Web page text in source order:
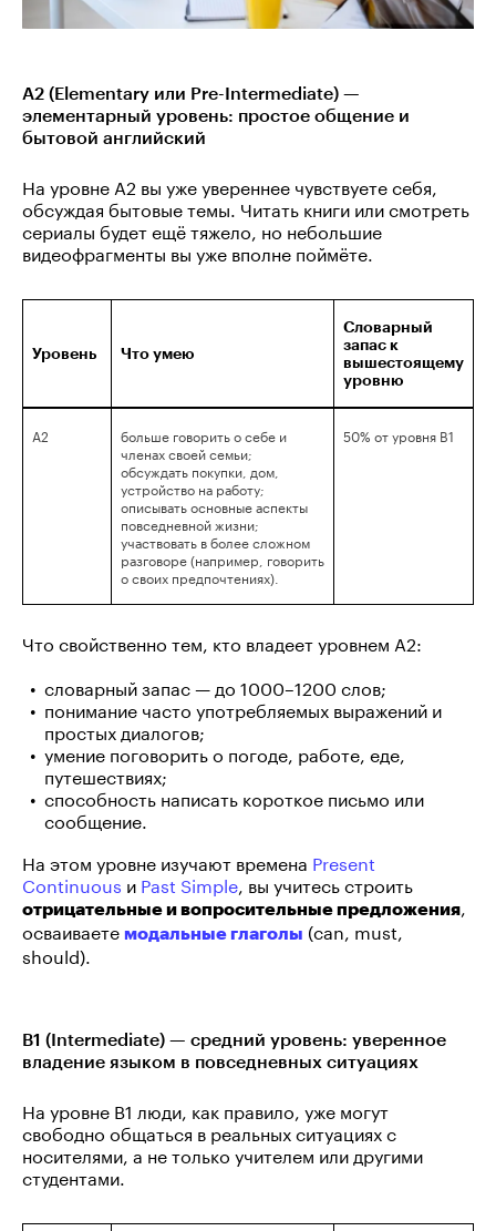
A2 (Elementary или Pre-Intermediate) —
элементарный уровень: простое общение и
бытовой английский
На уровне A2 вы уже увереннее чувствуете себя,
обсуждая бытовые темы. Читать книги или смотреть
сериалы будет ещё тяжело, но небольшие
видеофрагменты вы уже вполне поймёте.
Уровень Что умею
Словарный
запас к
вышестоящему
уровню
A2
больше говорить о себе и
членах своей семьи;
обсуждать покупки, дом,
устройство на работу;
описывать основные аспекты
повседневной жизни;
участвовать в более сложном
разговоре (например, говорить
о своих предпочтениях).
50% от уровня B1
Что свойственно тем, кто владеет уровнем A2:
словарный запас — до 1000–1200 слов;
понимание часто употребляемых выражений и
простых диалогов;
умение поговорить о погоде, работе, еде,
путешествиях;
способность написать короткое письмо или
сообщение.
На этом уровне изучают времена Present
Continuous и Past Simple, вы учитесь строить
отрицательные и вопросительные предложения,
осваиваете модальные глаголы (can, must,
should).
B1 (Intermediate) — средний уровень: уверенное
владение языком в повседневных ситуациях
На уровне B1 люди, как правило, уже могут
свободно общаться в реальных ситуациях с
носителями, а не только учителем или другими
студентами.